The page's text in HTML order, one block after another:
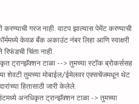
करण्याची गरज नाही. वाटप झाल्यास पेमेंट करण्याची
केवळ बँक अकाउंट नंबर लिहा आणि स्वाक्षरी
चिंता नाही.
ट्रान्झॅक्शन टाळा --> तुमच्या स्टॉक ब्रोकर्ससह
शेवटी तुमच्या मोबाईल/ईमेलवर एक्सचेंजमधून थेट
हितासाठी जारी केलेले.
अनधिकृत ट्रान्झॅक्शन टाळा -> तुमच्या